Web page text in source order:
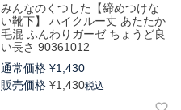
みんなのくつした【締めつけな
い靴下】 ハイクルー丈 あたたか
毛混 ふんわりガーゼ ちょうど良
い長さ 90361012
通常価格 ¥1,430
販売価格 ¥1,430税込